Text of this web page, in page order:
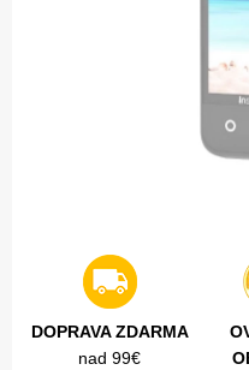
DOPRAVA ZDARMA
nad 99€